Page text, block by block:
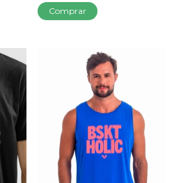
Comprar